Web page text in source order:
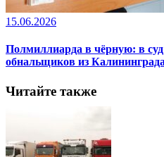
15.06.2026
Полмиллиарда в чёрную: в суд
обнальщиков из Калининграда
Читайте также